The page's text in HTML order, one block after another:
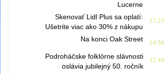
Lucerne
17:23
Skenovať Lidl Plus sa oplatí:
Ušetrite viac ako 30% z nákupu
14:56
Na konci Oak Street
11:49
Podroháčske folklórne slávnosti
oslávia jubilejný 50. ročník